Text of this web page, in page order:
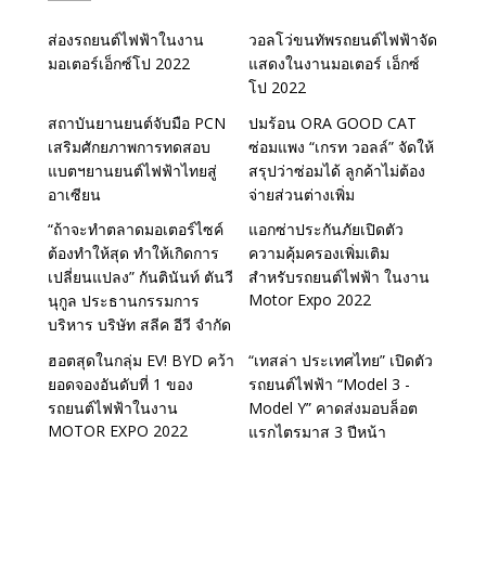
ส่องรถยนต์ไฟฟ้าในงาน
มอเตอร์เอ็กซ์โป 2022
วอลโว่ขนทัพรถยนต์ไฟฟ้าจัด
แสดงในงานมอเตอร์ เอ็กซ์
โป 2022
สถาบันยานยนต์จับมือ PCN
เสริมศักยภาพการทดสอบ
แบตฯยานยนต์ไฟฟ้าไทยสู่
อาเซียน
ปมร้อน ORA GOOD CAT
ซ่อมแพง “เกรท วอลล์” จัดให้
สรุปว่าซ่อมได้ ลูกค้าไม่ต้อง
จ่ายส่วนต่างเพิ่ม
“ถ้าจะทำตลาดมอเตอร์ไซค์
ต้องทำให้สุด ทำให้เกิดการ
เปลี่ยนแปลง” กันตินันท์ ตันวี
นุกูล ประธานกรรมการ
บริหาร บริษัท สลีค อีวี จำกัด
แอกซ่าประกันภัยเปิดตัว
ความคุ้มครองเพิ่มเติม
สำหรับรถยนต์ไฟฟ้า ในงาน
Motor Expo 2022
ฮอตสุดในกลุ่ม EV! BYD คว้า
ยอดจองอันดับที่ 1 ของ
รถยนต์ไฟฟ้าในงาน
MOTOR EXPO 2022
“เทสล่า ประเทศไทย” เปิดตัว
รถยนต์ไฟฟ้า “Model 3 -
Model Y” คาดส่งมอบล็อต
แรกไตรมาส 3 ปีหน้า